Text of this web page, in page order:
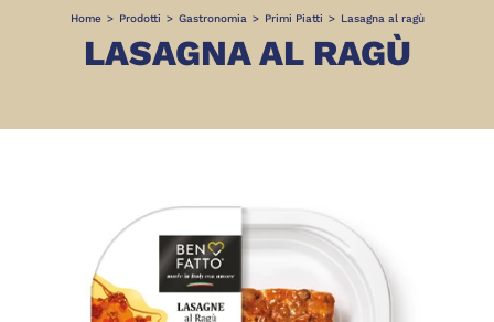
Home > Prodotti > Gastronomia > Primi Piatti > Lasagna al ragù
LASAGNA AL RAGÙ